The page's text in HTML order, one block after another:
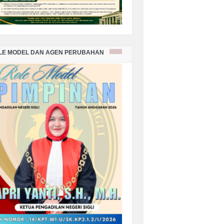
MODEL DAN AGEN PERUBAHAN